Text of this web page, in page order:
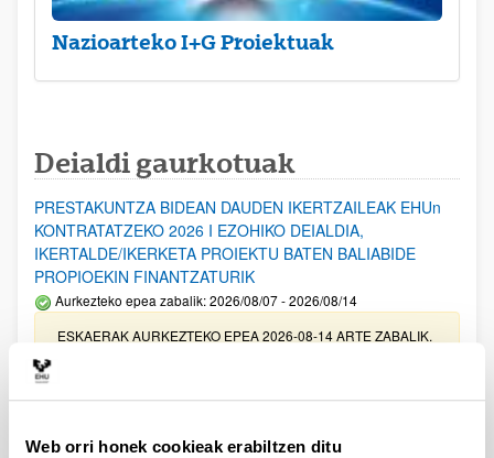
Web orri honek cookieak erabiltzen ditu
Nazioarteko I+G Proiektuak
Deialdi gaurkotuak
PRESTAKUNTZA BIDEAN DAUDEN IKERTZAILEAK EHUn
KONTRATATZEKO 2026 I EZOHIKO DEIALDIA,
IKERTALDE/IKERKETA PROIEKTU BATEN BALIABIDE
PROPIOEKIN FINANTZATURIK
Aurkezteko epea zabalik: 2026/08/07 - 2026/08/14
ESKAERAK AURKEZTEKO EPEA 2026-08-14 ARTE ZABALIK.
UPV/EHUn Azpiegitura Zientifikoa eta Funts Bibliografikoak